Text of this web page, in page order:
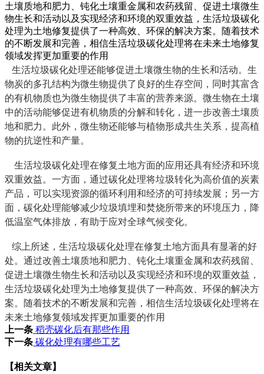
土壤质地和肥力、钝化土壤重金属和农药残留、促进土壤微生
物生长和活动以及实现经济和环境的双重效益，生活垃圾碳化
处理为土地修复提供了一种高效、环保的解决方案。随着技术
的不断发展和完善，相信生活垃圾碳化处理将在未来土地修复
领域发挥更加重要的作用
生活垃圾碳化处理还能够促进土壤微生物的生长和活动。生
物炭的多孔结构为微生物提供了良好的生存空间，同时其富含
的有机物质也为微生物提供了丰富的营养来源。微生物在土壤
中的活动能够促进有机物质的分解和转化，进一步改善土壤质
地和肥力。此外，微生物还能够与植物形成共生关系，提高植
物的抗逆性和产量。
生活垃圾碳化处理在修复土地方面的应用还具有经济和环境
双重效益。一方面，通过碳化处理将垃圾转化为高价值的炭素
产品，可以实现资源的循环利用和经济的可持续发展；另一方
面，碳化处理能够减少垃圾填埋和焚烧所带来的环境压力，降
低温室气体排放，有助于应对全球气候变化。
综上所述，生活垃圾碳化处理在修复土地方面具有显著的好
处。通过改善土壤质地和肥力、钝化土壤重金属和农药残留、
促进土壤微生物生长和活动以及实现经济和环境的双重效益，
生活垃圾碳化处理为土地修复提供了一种高效、环保的解决方
案。随着技术的不断发展和完善，相信生活垃圾碳化处理将在
未来土地修复领域发挥更加重要的作用
上一条 稻壳碳化后有那些作用
下一条 碳化处理有哪些工艺
【相关文章】